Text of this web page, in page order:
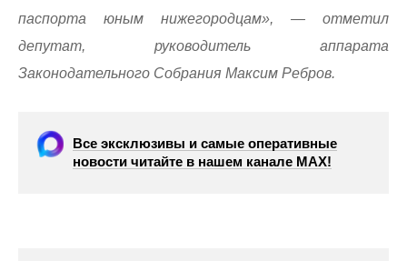
паспорта юным нижегородцам», — отметил
депутат, руководитель аппарата
Законодательного Собрания Максим Ребров.
Все эксклюзивы и самые оперативные
новости читайте в нашем канале МАХ!